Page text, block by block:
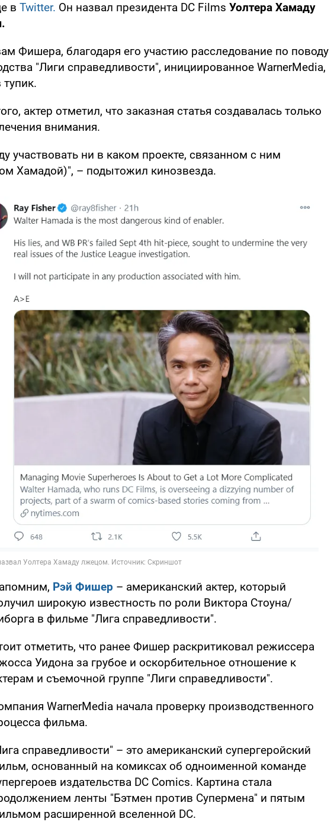
в Twitter. Он назвал президента DC Films Уолтера Хамаду
Фишера, благодаря его участию расследование по поводу
"Лиги справедливости", инициированное WarnerMedia,
актер отметил, что заказная статья создавалась только
внимания.
участвовать ни в каком проекте, связанном с ним
Хамадой)", – подытожил кинозвезда.
Рэй Фишер – американский актер, который
широкую известность по роли Виктора Стоуна/
в фильме "Лига справедливости".
отметить, что ранее Фишер раскритиковал режиссера
Уидона за грубое и оскорбительное отношение к
и съемочной группе "Лиги справедливости".
WarnerMedia начала проверку производственного
фильма.
справедливости" – это американский супергеройский
основанный на комиксах об одноименной команде
издательства DC Comics. Картина стала
ленты "Бэтмен против Супермена" и пятым
расширенной вселенной DC.